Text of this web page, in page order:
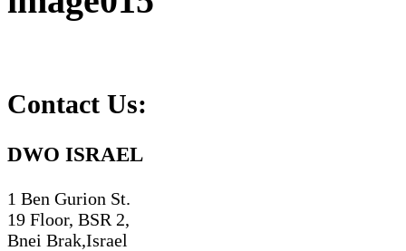
Contact Us:
DWO ISRAEL
1 Ben Gurion St.
19 Floor, BSR 2,
Bnei Brak,Israel